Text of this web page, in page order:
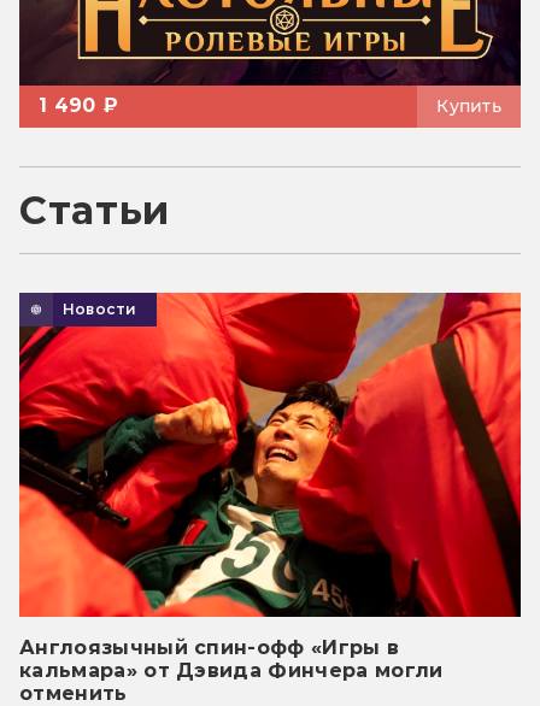
1 490 ₽ Купить
Статьи
Новости
Англоязычный спин-офф «Игры в
кальмара» от Дэвида Финчера могли
отменить